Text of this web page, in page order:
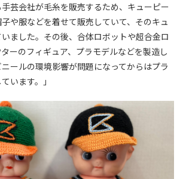
芸会社が毛糸を販売するため、キューピー
や服などを着せて販売していて、そのキュ
ました。その後、合体ロボットや超合金ロ
ーのフィギュア、プラモデルなどを製造し
ールの環境影響が問題になってからはプラ
います。」